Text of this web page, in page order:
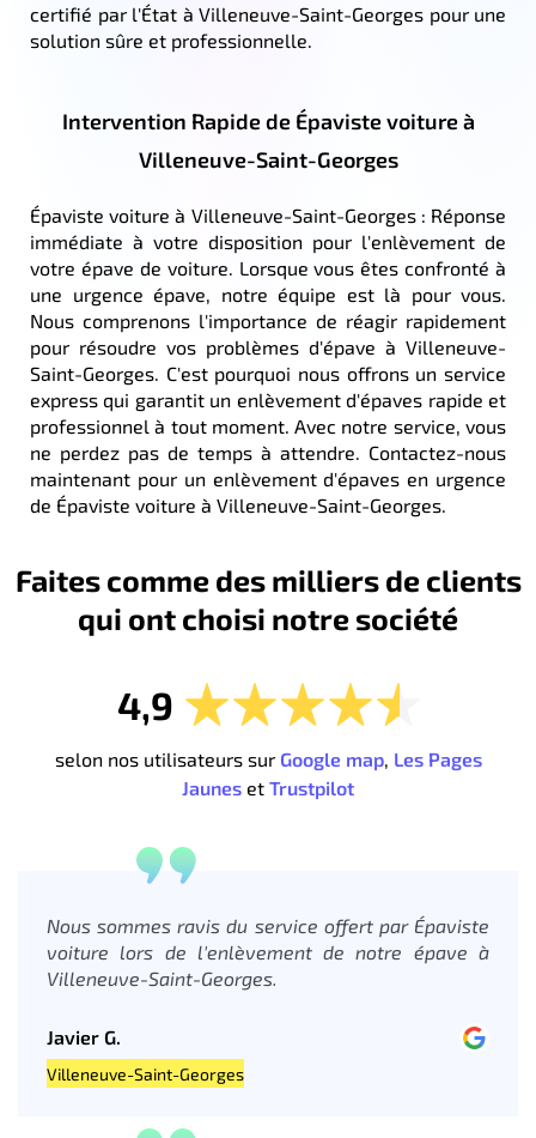
certifié par l'État à Villeneuve-Saint-Georges pour une
solution sûre et professionnelle.
Intervention Rapide de Épaviste voiture à
Villeneuve-Saint-Georges
Épaviste voiture à Villeneuve-Saint-Georges : Réponse
immédiate à votre disposition pour l'enlèvement de
votre épave de voiture. Lorsque vous êtes confronté à
une urgence épave, notre équipe est là pour vous.
Nous comprenons l'importance de réagir rapidement
pour résoudre vos problèmes d'épave à Villeneuve-
Saint-Georges. C'est pourquoi nous offrons un service
express qui garantit un enlèvement d'épaves rapide et
professionnel à tout moment. Avec notre service, vous
ne perdez pas de temps à attendre. Contactez-nous
maintenant pour un enlèvement d'épaves en urgence
de Épaviste voiture à Villeneuve-Saint-Georges.
Faites comme des milliers de clients
qui ont choisi notre société
4,9
selon nos utilisateurs sur Google map, Les Pages
Jaunes et Trustpilot
Nous sommes ravis du service offert par Épaviste
voiture lors de l'enlèvement de notre épave à
Villeneuve-Saint-Georges.
Javier G.
Villeneuve-Saint-Georges